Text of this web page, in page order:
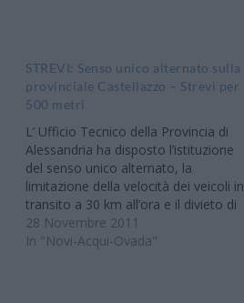
STREVI: Senso unico alternato sulla
provinciale Castellazzo – Strevi per
500 metri
L’ Ufficio Tecnico della Provincia di
Alessandria ha disposto l’istituzione
del senso unico alternato, la
limitazione della velocità dei veicoli in
transito a 30 km all’ora e il divieto di
sorpasso lungo la strada provinciale
n. 195 “Castellazzo Bormida –
28 Novembre 2011
In "Novi-Acqui-Ovada"